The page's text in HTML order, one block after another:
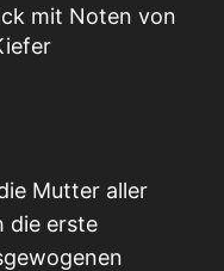
mit Noten von
Mutter aller
die erste